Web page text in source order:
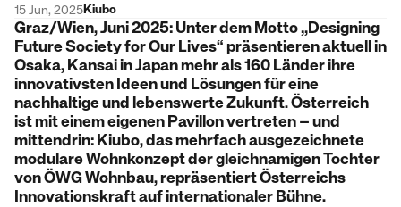
15 Jun, 2025Kiubo
Graz/Wien, Juni 2025: Unter dem Motto „Designing
Future Society for Our Lives“ präsentieren aktuell in
Osaka, Kansai in Japan mehr als 160 Länder ihre
innovativsten Ideen und Lösungen für eine
nachhaltige und lebenswerte Zukunft. Österreich
ist mit einem eigenen Pavillon vertreten – und
mittendrin: Kiubo, das mehrfach ausgezeichnete
modulare Wohnkonzept der gleichnamigen Tochter
von ÖWG Wohnbau, repräsentiert Österreichs
Innovationskraft auf internationaler Bühne.